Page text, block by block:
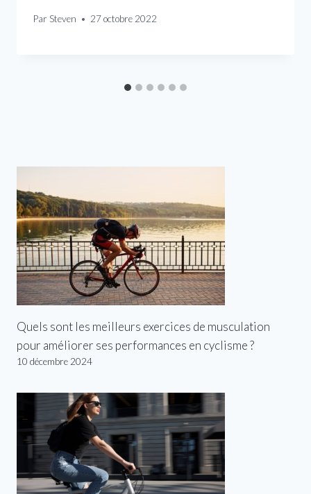
Par Steven 27 octobre 2022
Quels sont les meilleurs exercices de musculation
pour améliorer ses performances en cyclisme ?
10 décembre 2024